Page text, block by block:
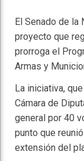
El Senado de la
proyecto que
prorroga el
Armas y
La iniciativa,
Cámara de
general por 40
punto que
extensión del